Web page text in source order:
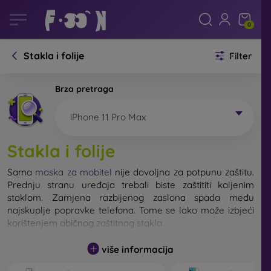
0
Stakla i folije Filter
Brza pretraga
iPhone 11 Pro Max
Stakla i folije
Sama maska za mobitel nije dovoljna za potpunu zaštitu.
Prednju stranu uređaja trebali biste zaštititi kaljenim
staklom. Zamjena razbijenog zaslona spada među
najskuplje popravke telefona. Tome se lako može izbjeći
korištenjem običnog zaštitnog stakla
Nerazbijivo staklo za mobitel ne postoji, ali u većini
više informacija